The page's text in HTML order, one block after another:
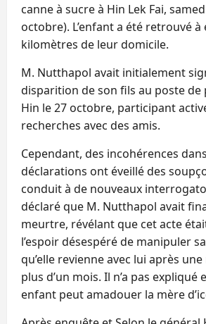
canne à sucre à Hin Lek Fai,
octobre). L’enfant a été retrouvé
kilomètres de leur domicile.
M. Nutthapol avait initialement
disparition de son fils au poste de
Hin le 27 octobre, participant
recherches avec des amis.
Cependant, des incohérences
déclarations ont éveillé des
conduit à de nouveaux
déclaré que M. Nutthapol avait
meurtre, révélant que cet acte
l’espoir désespéré de manipuler
qu’elle revienne avec lui après
plus d’un mois. Il n’a pas
enfant peut amadouer la mère